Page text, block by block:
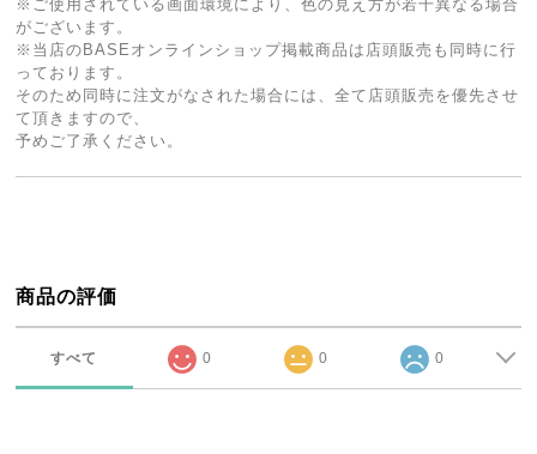
※ご使用されている画面環境により、色の見え方が若干異なる場合
がございます。
※当店のBASEオンラインショップ掲載商品は店頭販売も同時に行
っております。
そのため同時に注文がなされた場合には、全て店頭販売を優先させ
て頂きますので、
予めご了承ください。
商品の評価
すべて 0 0 0